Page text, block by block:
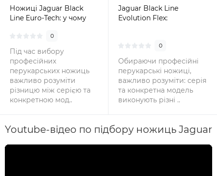
Ножиці Jaguar Black
Line Euro-Tech: у чому
всією серією Black line
0
Під час вибору
професійних
перукарських ножиць
важливо розуміти
різницю між серією та
конкретною мод..
Jaguar Black Line
Evolution Flex:
0
Обираючи професійні
перукарські ножиці,
важливо розуміти: серія
та конкретна модель
виконують різні ..
Youtube-відео по підбору ножиць Jaguar